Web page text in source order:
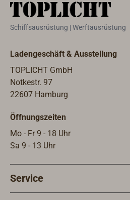
Korrosionsschut
z, DIN-DVGW
-15° C.
Schiffsausrüstung | Werftausrüstung
Ladengeschäft & Ausstellung
TOPLICHT GmbH
Notkestr. 97
22607 Hamburg
Öffnungszeiten
Mo - Fr 9 - 18 Uhr
Sa 9 - 13 Uhr
Service